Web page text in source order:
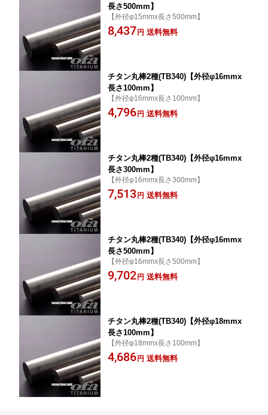
長さ500mm】
【外径φ15mmx長さ500mm】
8,437 円 送料無料
チタン丸棒2種(TB340)【外径φ16mmx
長さ100mm】
【外径φ16mmx長さ100mm】
4,796 円 送料無料
チタン丸棒2種(TB340)【外径φ16mmx
長さ300mm】
【外径φ16mmx長さ300mm】
7,513 円 送料無料
チタン丸棒2種(TB340)【外径φ16mmx
長さ500mm】
【外径φ16mmx長さ500mm】
9,702 円 送料無料
チタン丸棒2種(TB340)【外径φ18mmx
長さ100mm】
【外径φ18mmx長さ100mm】
4,686 円 送料無料